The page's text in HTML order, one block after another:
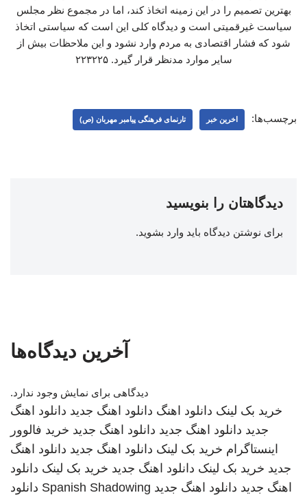
بهترین تصمیم را در این زمینه اتخاذ کند، اما در مجموع نظر مجلس
سیاست غیرقمیتی است و دیدگاه کلی این است که سیاستی اتخاذ
شود که فشار اقتصادی به مردم وارد نشود و این ملاحظات بیش از
سایر موارد مدنظر قرار گیرد. ۲۲۳۲۲۵
برچسب‌ها: اخرین خبر تارنمای فرهنگی پیامبر مهربان (ص)
دیدگاهتان را بنویسید
برای نوشتن دیدگاه باید وارد بشوید.
آخرین دیدگاه‌ها
دیدگاهی برای نمایش وجود ندارد.
خرید بک لینک دانلود اهنگ دانلود اهنگ جدید دانلود اهنگ
جدید دانلود اهنگ جدید دانلود اهنگ جدید خرید فالوور
اینستاگرام خرید بک لینک دانلود اهنگ جدید دانلود اهنگ
جدید خرید بک لینک دانلود اهنگ جدید خرید بک لینک دانلود
اهنگ جدید دانلود اهنگ جدید Spanish Shadowing دانلود